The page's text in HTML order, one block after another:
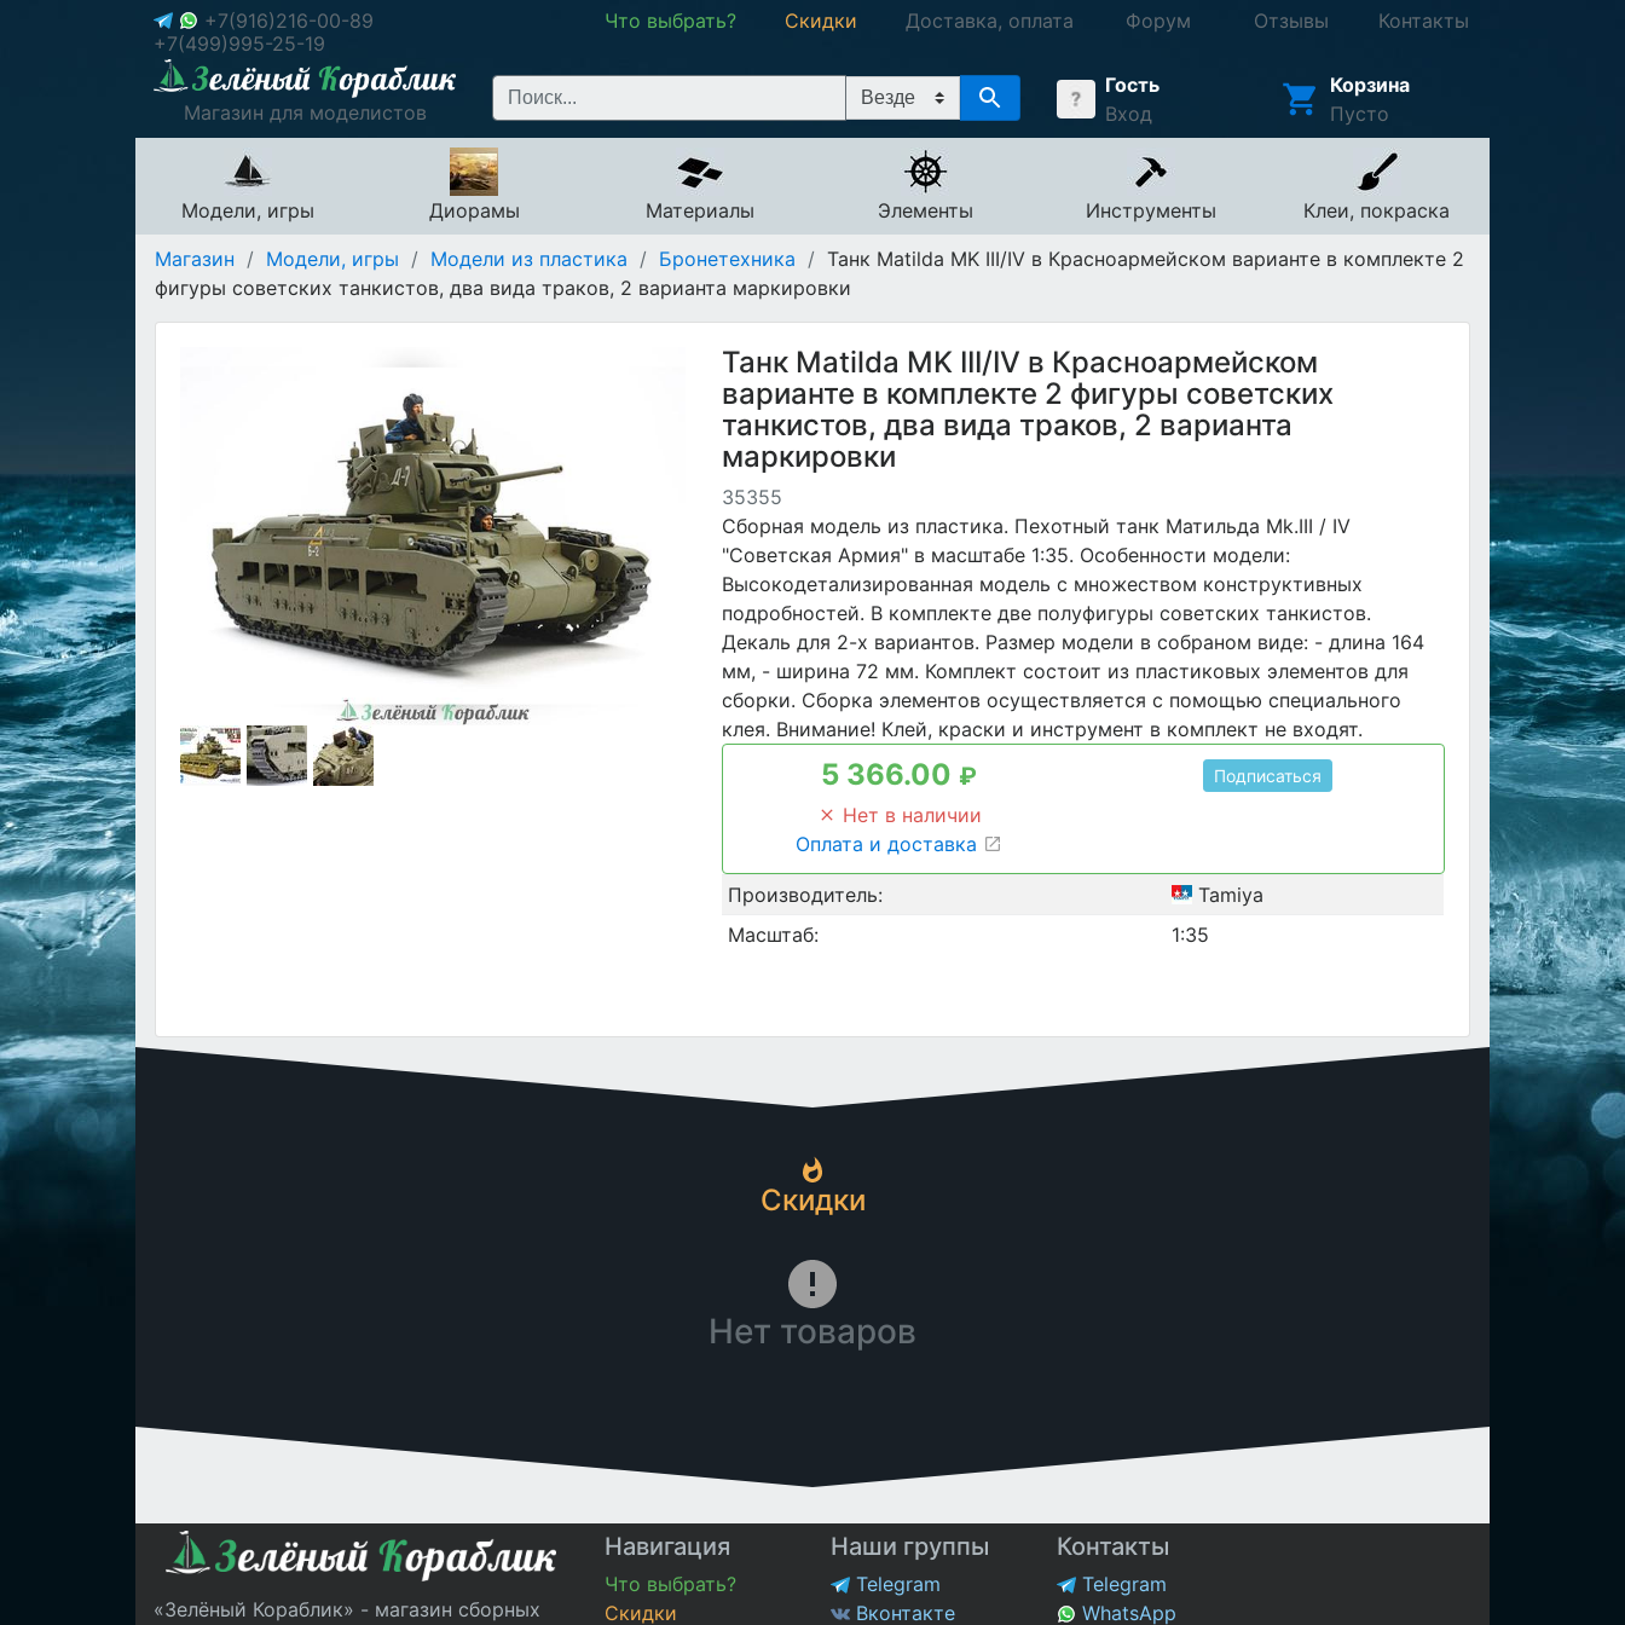
+7(916)216-00-89
+7(499)995-25-19
Что выбрать? Скидки Доставка, оплата Форум Отзывы Контакты
Магазин для моделистов
Гость
Вход
Корзина
Пусто
Модели, игры Диорамы Материалы Элементы Инструменты
Клеи, покраска
Магазин / Модели, игры / Модели из пластика / Бронетехника / Танк Matilda MK III/IV в Красноармейском варианте в комплекте 2
фигуры советских танкистов, два вида траков, 2 варианта маркировки
Танк Matilda MK III/IV в Красноармейском
варианте в комплекте 2 фигуры советских
танкистов, два вида траков, 2 варианта
маркировки
35355
Сборная модель из пластика. Пехотный танк Матильда Mk.III / IV
"Советская Армия" в масштабе 1:35. Особенности модели:
Высокодетализированная модель с множеством конструктивных
подробностей. В комплекте две полуфигуры советских танкистов.
Декаль для 2-х вариантов. Размер модели в собраном виде: - длина 164
мм, - ширина 72 мм. Комплект состоит из пластиковых элементов для
сборки. Сборка элементов осуществляется с помощью специального
клея. Внимание! Клей, краски и инструмент в комплект не входят.
5 366.00 ₽
Нет в наличии
Оплата и доставка
Подписаться
Производитель:
Tamiya
Масштаб:
1:35
Скидки
Нет товаров
«Зелёный Кораблик» - магазин сборных
Навигация
Что выбрать?
Скидки
Наши группы
Telegram
Вконтакте
Контакты
Telegram
WhatsApp